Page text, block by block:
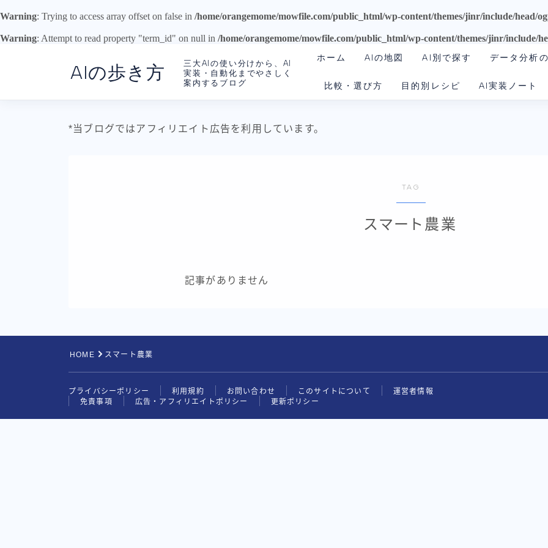
Warning: Trying to access array offset on false in /home/orangemome/mowfile.com/public_html/wp-content/themes/jinr/include/head/
Warning: Attempt to read property "term_id" on null in /home/orangemome/mowfile.com/public_html/wp-content/themes/jinr/include/
AIの歩き方
三大AIの使い分けから、AI
実装・自動化までやさしく
案内するブログ
ホーム AIの地図 AI別で探す
ChatGPT
NotebookLM
データ分析
比較・選び方 目的別レシピ AI実装ノート
*当ブログではアフィリエイト広告を利用しています。
TAG
スマート農業
記事がありません
HOME スマート農業
プライバシーポリシー 利用規約 お問い合わせ このサイトについて
運営者情報
免責事項
広告・アフィリエイトポリシー 更新ポリシー